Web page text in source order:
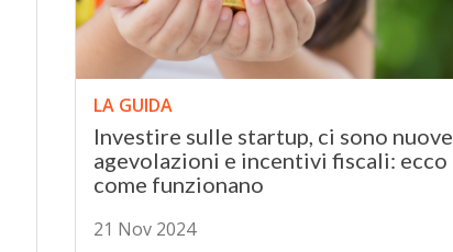
LA GUIDA
Investire sulle startup, ci sono nuove
agevolazioni e incentivi fiscali: ecco
come funzionano
21 Nov 2024